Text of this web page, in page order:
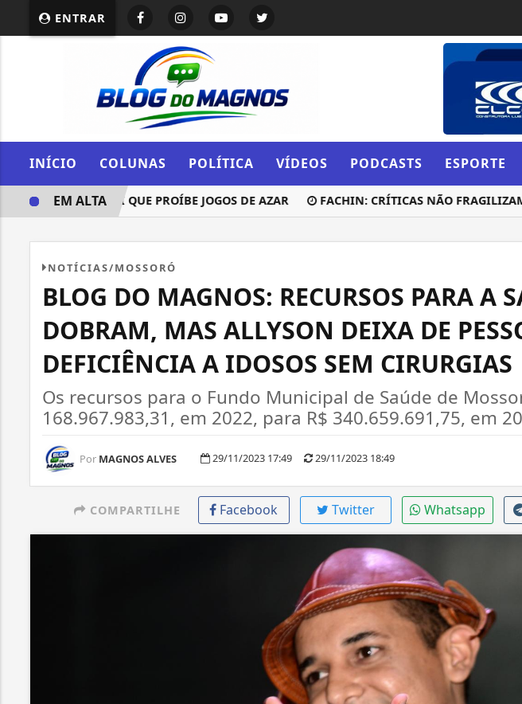
ENTRAR
INÍCIO COLUNAS POLÍTICA VÍDEOS PODCASTS ESPORTE
DE LEI QUE PROÍBE JOGOS DE AZAR FACHIN: CRÍTICAS NÃO FRAGILIZAM
EM ALTA
NOTÍCIAS/MOSSORÓ
BLOG DO MAGNOS: RECURSOS PARA A
DOBRAM, MAS ALLYSON DEIXA DE
DEFICIÊNCIA A IDOSOS SEM CIRURGIAS
Os recursos para o Fundo Municipal de Saúde de
168.967.983,31, em 2022, para R$ 340.659.691,75, em
Por MAGNOS ALVES 29/11/2023 17:49 29/11/2023 18:49
COMPARTILHE Facebook Twitter Whatsapp